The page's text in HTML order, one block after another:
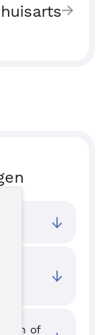
zien of